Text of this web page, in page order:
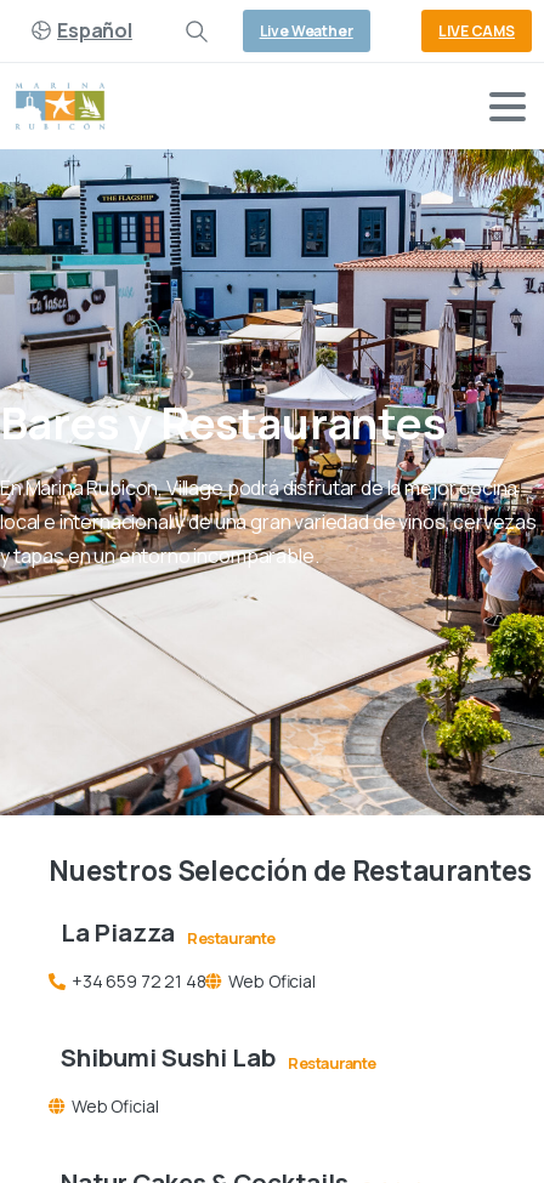
Español Live Weather LIVE CAMS
BaresyRestaurantes
En Marina Rubicon, Village podrá disfrutar de la mejor cocina
local e internacional y de una gran variedad de vinos, cervezas
y tapas en un entorno incomparable.
NuestrosSelección de Restaurantes
La Piazza Restaurante
+34 659 72 21 48 Web Oficial
Shibumi Sushi Lab Restaurante
Web Oficial